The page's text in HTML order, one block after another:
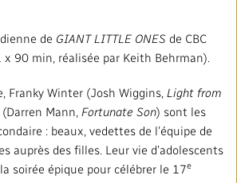
de GIANT LITTLE ONES de CBC
x 90 min, réalisée par Keith Behrman).
Franky Winter (Josh Wiggins, Light from
Mann, Fortunate Son) sont les
: beaux, vedettes de l’équipe de
auprès des filles. Leur vie d’adolescents
soirée épique pour célébrer le 17e